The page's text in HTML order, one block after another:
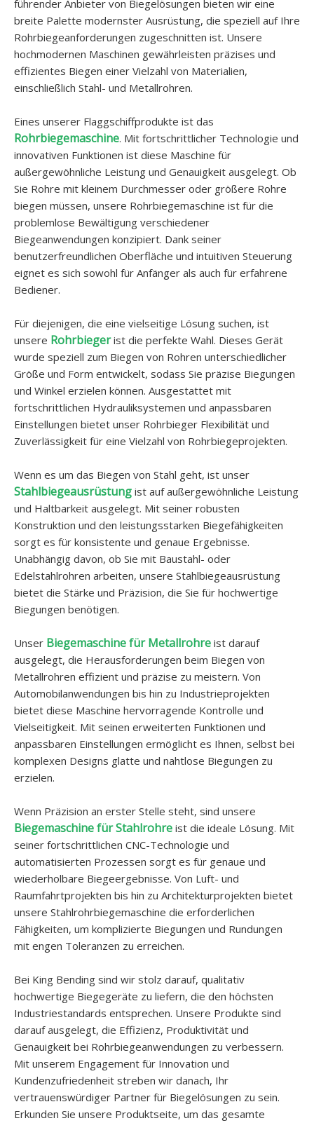
führender Anbieter von Biegelösungen bieten wir eine
breite Palette modernster Ausrüstung, die speziell auf Ihre
Rohrbiegeanforderungen zugeschnitten ist. Unsere
hochmodernen Maschinen gewährleisten präzises und
effizientes Biegen einer Vielzahl von Materialien,
einschließlich Stahl- und Metallrohren.
Eines unserer Flaggschiffprodukte ist das
Rohrbiegemaschine. Mit fortschrittlicher Technologie und
innovativen Funktionen ist diese Maschine für
außergewöhnliche Leistung und Genauigkeit ausgelegt. Ob
Sie Rohre mit kleinem Durchmesser oder größere Rohre
biegen müssen, unsere Rohrbiegemaschine ist für die
problemlose Bewältigung verschiedener
Biegeanwendungen konzipiert. Dank seiner
benutzerfreundlichen Oberfläche und intuitiven Steuerung
eignet es sich sowohl für Anfänger als auch für erfahrene
Bediener.
Für diejenigen, die eine vielseitige Lösung suchen, ist
unsere Rohrbiegerist die perfekte Wahl. Dieses Gerät
wurde speziell zum Biegen von Rohren unterschiedlicher
Größe und Form entwickelt, sodass Sie präzise Biegungen
und Winkel erzielen können. Ausgestattet mit
fortschrittlichen Hydrauliksystemen und anpassbaren
Einstellungen bietet unser Rohrbieger Flexibilität und
Zuverlässigkeit für eine Vielzahl von Rohrbiegeprojekten.
Wenn es um das Biegen von Stahl geht, ist unser
Stahlbiegeausrüstung ist auf außergewöhnliche Leistung
und Haltbarkeit ausgelegt. Mit seiner robusten
Konstruktion und den leistungsstarken Biegefähigkeiten
sorgt es für konsistente und genaue Ergebnisse.
Unabhängig davon, ob Sie mit Baustahl- oder
Edelstahlrohren arbeiten, unsere Stahlbiegeausrüstung
bietet die Stärke und Präzision, die Sie für hochwertige
Biegungen benötigen.
Unser Biegemaschine für Metallrohre ist darauf
ausgelegt, die Herausforderungen beim Biegen von
Metallrohren effizient und präzise zu meistern. Von
Automobilanwendungen bis hin zu Industrieprojekten
bietet diese Maschine hervorragende Kontrolle und
Vielseitigkeit. Mit seinen erweiterten Funktionen und
anpassbaren Einstellungen ermöglicht es Ihnen, selbst bei
komplexen Designs glatte und nahtlose Biegungen zu
erzielen.
Wenn Präzision an erster Stelle steht, sind unsere
Biegemaschine für Stahlrohre ist die ideale Lösung. Mit
seiner fortschrittlichen CNC-Technologie und
automatisierten Prozessen sorgt es für genaue und
wiederholbare Biegeergebnisse. Von Luft- und
Raumfahrtprojekten bis hin zu Architekturprojekten bietet
unsere Stahlrohrbiegemaschine die erforderlichen
Fähigkeiten, um komplizierte Biegungen und Rundungen
mit engen Toleranzen zu erreichen.
Bei King Bending sind wir stolz darauf, qualitativ
hochwertige Biegegeräte zu liefern, die den höchsten
Industriestandards entsprechen. Unsere Produkte sind
darauf ausgelegt, die Effizienz, Produktivität und
Genauigkeit bei Rohrbiegeanwendungen zu verbessern.
Mit unserem Engagement für Innovation und
Kundenzufriedenheit streben wir danach, Ihr
vertrauenswürdiger Partner für Biegelösungen zu sein.
Erkunden Sie unsere Produktseite, um das gesamte